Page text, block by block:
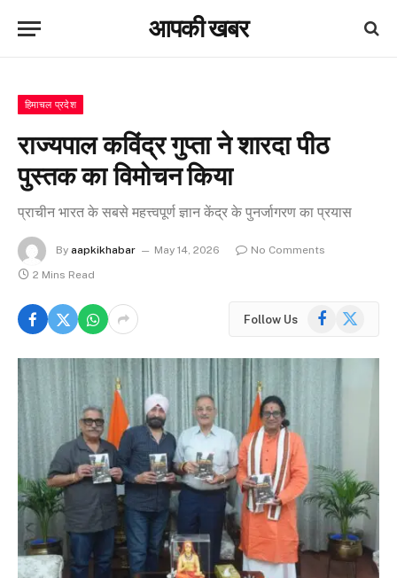
आपकी खबर
हिमाचल प्रदेश
राज्यपाल कविंद्र गुप्ता ने शारदा पीठ
पुस्तक का विमोचन किया
प्राचीन भारत के सबसे महत्त्वपूर्ण ज्ञान केंद्र के पुनर्जागरण का प्रयास
By aapkikhabar May 14, 2026
No Comments
2 Mins Read
Follow Us Facebook
X